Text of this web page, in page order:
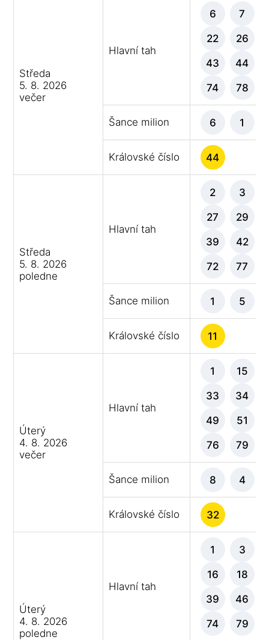
Středa
5. 8. 2026
večer
Hlavní tah
6 7
22 26
43 44
74 78
Šance milion 6 1
Královské číslo 44
Středa
5. 8. 2026
poledne
Hlavní tah
2 3
27 29
39 42
72 77
Šance milion 1 5
Královské číslo 11
Úterý
4. 8. 2026
večer
Hlavní tah
1 15
33 34
49 51
76 79
Šance milion 8 4
Královské číslo 32
Úterý
4. 8. 2026
poledne
Hlavní tah
1 3
16 18
39 46
74 79